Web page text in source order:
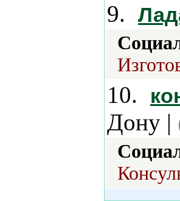
9.
10.
Дону |